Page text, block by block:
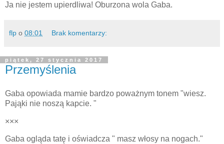
Ja nie jestem upierdliwa! Oburzona wola Gaba.
flp o 08:01 Brak komentarzy:
piątek, 27 stycznia 2017
Przemyślenia
Gaba opowiada mamie bardzo poważnym tonem "wiesz.
Pająki nie noszą kapcie. "
×××
Gaba ogląda tatę i oświadcza " masz włosy na nogach."